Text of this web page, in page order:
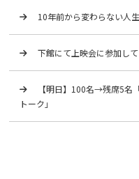
10年前から変わらない人
下館にて上映会に参加して
【明日】100名→残席5名
トーク」